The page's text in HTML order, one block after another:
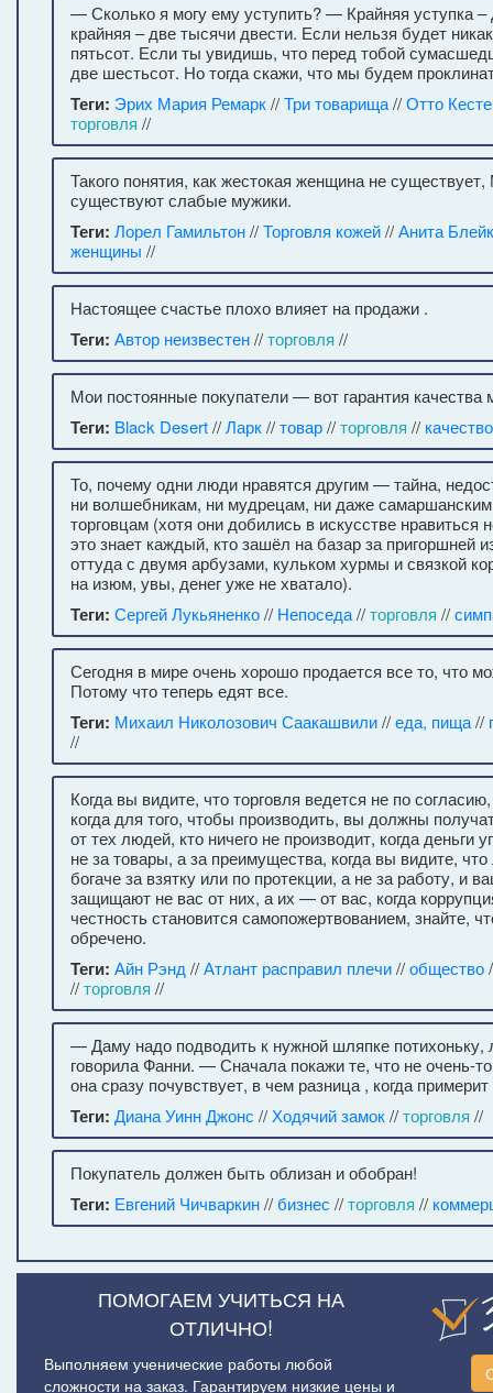
— Сколько я могу ему уступить? — Крайняя уступка
крайняя – две тысячи двести. Если нельзя будет
пятьсот. Если ты увидишь, что перед тобой
две шестьсот. Но тогда скажи, что мы будем
Теги: Эрих Мария Ремарк//Три товарища//Отто
торговля //
Такого понятия, как жестокая женщина не
существуют слабые мужики.
Теги: Лорел Гамильтон//Торговля кожей//Анита Блейк
женщины //
Настоящее счастье плохо влияет на продажи .
Теги: Автор неизвестен//торговля //
Мои постоянные покупатели — вот гарантия качества
Теги: Black Desert//Ларк//товар//торговля // качество
То, почему одни люди нравятся другим — тайна,
ни волшебникам, ни мудрецам, ни даже
торговцам (хотя они добились в искусстве
это знает каждый, кто зашёл на базар за пригоршней
оттуда с двумя арбузами, кульком хурмы и связкой
на изюм, увы, денег уже не хватало).
Теги: Сергей Лукьяненко// Непоседа//торговля //
Сегодня в мире очень хорошо продается все то, что
Потому что теперь едят все.
Теги: Михаил Николозович Саакашвили//еда, пища//
//
Когда вы видите, что торговля ведется не по
когда для того, чтобы производить, вы должны
от тех людей, кто ничего не производит, когда деньги
не за товары, а за преимущества, когда вы видите,
богаче за взятку или по протекции, а не за работу, и
защищают не вас от них, а их — от вас, когда
честность становится самопожертвованием, знайте,
обречено.
Теги: Айн Рэнд //Атлант расправил плечи//общество
//торговля //
— Даму надо подводить к нужной шляпке потихоньку,
говорила Фанни. — Сначала покажи те, что не очень-
она сразу почувствует, в чем разница , когда
Теги: Диана Уинн Джонс // Ходячий замок//торговля //
Покупатель должен быть облизан и обобран!
Теги: Евгений Чичваркин//бизнес //торговля //
ПОМОГАЕМ УЧИТЬСЯ НА
ОТЛИЧНО!
Выполняем ученические работы любой
сложности на заказ. Гарантируем низкие цены и